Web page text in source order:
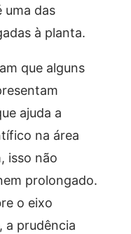
uma das
à planta.
que alguns
ajuda a
na área
isso não
prolongado.
o eixo
a prudência